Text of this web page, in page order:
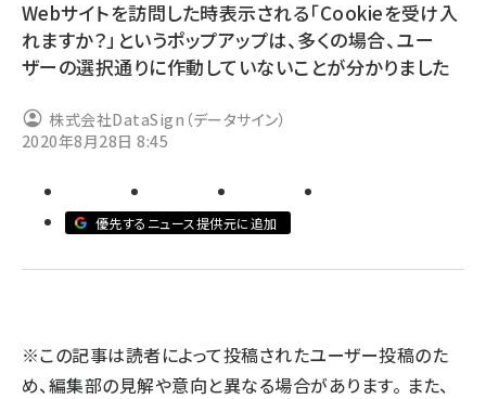
ai (2818)
youtube (2444)
セミナー (2313)
meo (1279)
Webサイトを訪問した時表示される「Cookieを受け入
れますか？」というポップアップは、多くの場合、ユー
ザーの選択通りに作動していないことが分かりました
株式会社DataSign（データサイン）
2020年8月28日 8:45
優先するニュース提供元に追加
※この記事は読者によって投稿されたユーザー投稿のた
め、編集部の見解や意向と異なる場合があります。 また、